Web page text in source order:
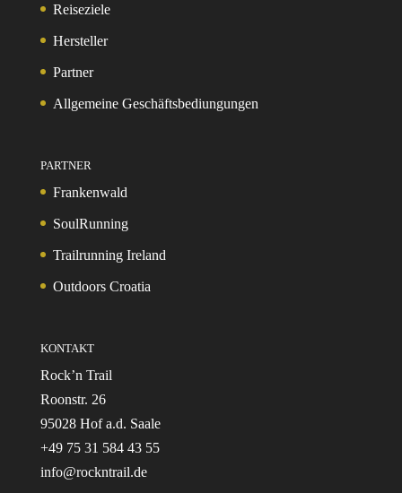
Reiseziele
Hersteller
Partner
Allgemeine Geschäftsbediungungen
PARTNER
Frankenwald
SoulRunning
Trailrunning Ireland
Outdoors Croatia
KONTAKT
Rock’n Trail
Roonstr. 26
95028 Hof a.d. Saale
+49 75 31 584 43 55
info@rockntrail.de